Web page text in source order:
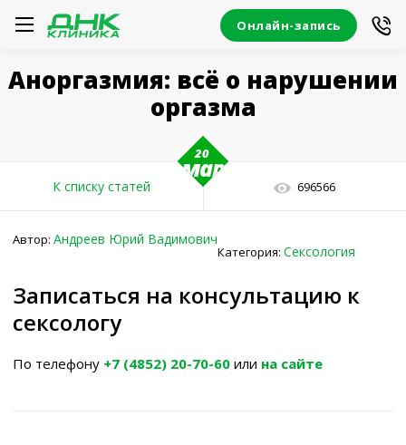
Онлайн-запись
Аноргазмия: всё о нарушении
оргазма
20
мар
К списку статей 696566
Автор: Андреев Юрий Вадимович
Категория: Сексология
Записаться на консультацию к
сексологу
По телефону +7 (4852) 20-70-60 или на сайте